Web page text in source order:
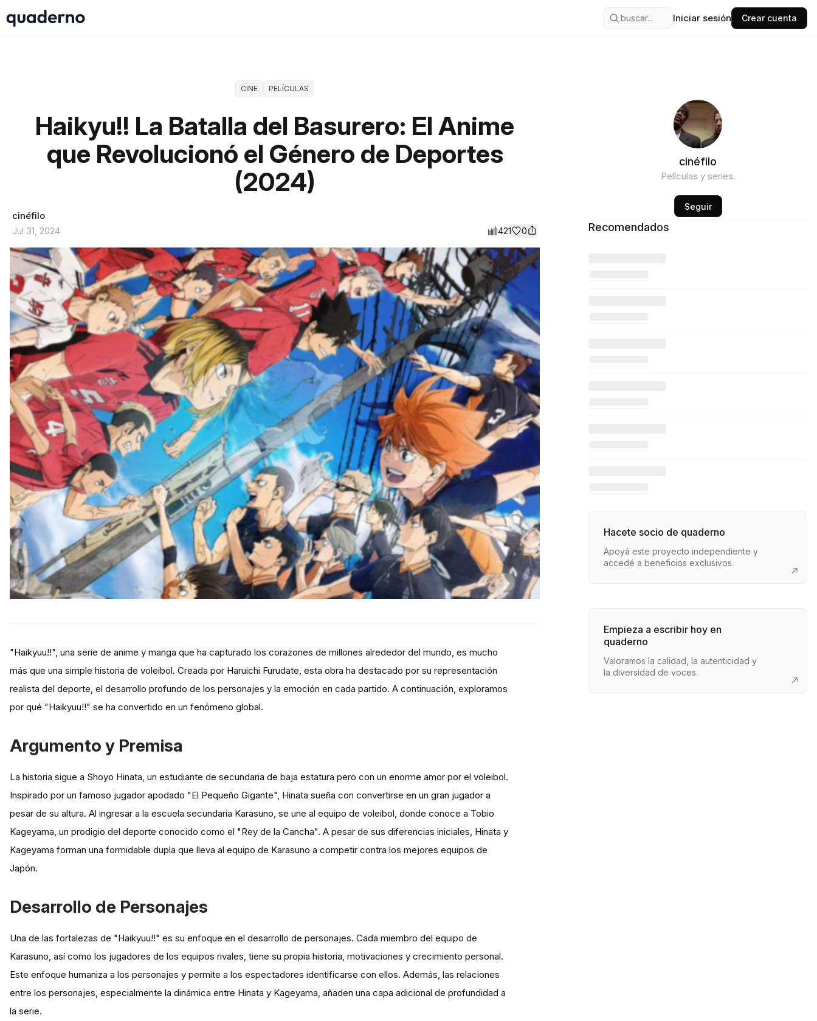
buscar... Iniciar sesión Crear cuenta
CINE PELÍCULAS
Haikyu!! La Batalla del Basurero: El Anime
que Revolucionó el Género de Deportes
(2024)
cinéfilo
Jul 31, 2024
421 0
"Haikyuu!!", una serie de anime y manga que ha capturado los corazones de millones alrededor del mundo, es mucho
más que una simple historia de voleibol. Creada por Haruichi Furudate, esta obra ha destacado por su representación
realista del deporte, el desarrollo profundo de los personajes y la emoción en cada partido. A continuación, exploramos
por qué "Haikyuu!!" se ha convertido en un fenómeno global.
Argumento y Premisa
La historia sigue a Shoyo Hinata, un estudiante de secundaria de baja estatura pero con un enorme amor por el voleibol.
Inspirado por un famoso jugador apodado "El Pequeño Gigante", Hinata sueña con convertirse en un gran jugador a
pesar de su altura. Al ingresar a la escuela secundaria Karasuno, se une al equipo de voleibol, donde conoce a Tobio
Kageyama, un prodigio del deporte conocido como el "Rey de la Cancha". A pesar de sus diferencias iniciales, Hinata y
Kageyama forman una formidable dupla que lleva al equipo de Karasuno a competir contra los mejores equipos de
Japón.
Desarrollo de Personajes
Una de las fortalezas de "Haikyuu!!" es su enfoque en el desarrollo de personajes. Cada miembro del equipo de
Karasuno, así como los jugadores de los equipos rivales, tiene su propia historia, motivaciones y crecimiento personal.
Este enfoque humaniza a los personajes y permite a los espectadores identificarse con ellos. Además, las relaciones
entre los personajes, especialmente la dinámica entre Hinata y Kageyama, añaden una capa adicional de profundidad a
la serie.
cinéfilo
Películas y series.
Seguir
Recomendados
Hacete socio de quaderno
Apoyá este proyecto independiente y
accedé a beneficios exclusivos.
Empieza a escribir hoy en
quaderno
Valoramos la calidad, la autenticidad y
la diversidad de voces.